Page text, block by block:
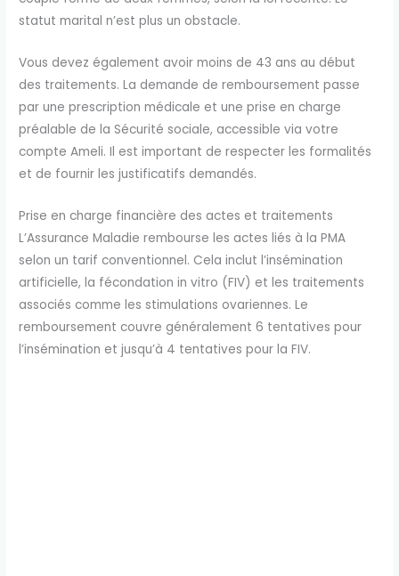
statut marital n’est plus un obstacle.
Vous devez également avoir moins de 43 ans au début
des traitements. La demande de remboursement passe
par une prescription médicale et une prise en charge
préalable de la Sécurité sociale, accessible via votre
compte Ameli. Il est important de respecter les formalités
et de fournir les justificatifs demandés.
Prise en charge financière des actes et traitements
L’Assurance Maladie rembourse les actes liés à la PMA
selon un tarif conventionnel. Cela inclut l’insémination
artificielle, la fécondation in vitro (FIV) et les traitements
associés comme les stimulations ovariennes. Le
remboursement couvre généralement 6 tentatives pour
l’insémination et jusqu’à 4 tentatives pour la FIV.